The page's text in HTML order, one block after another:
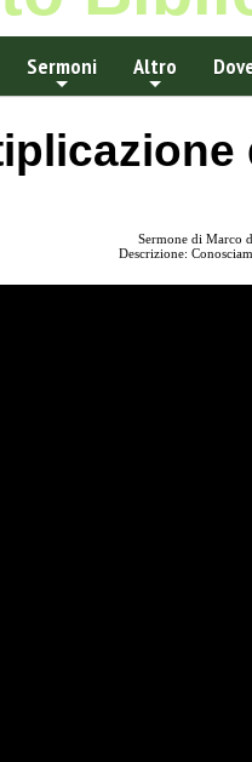
Sermoni Altro
Sermone di Marco
Descrizione: